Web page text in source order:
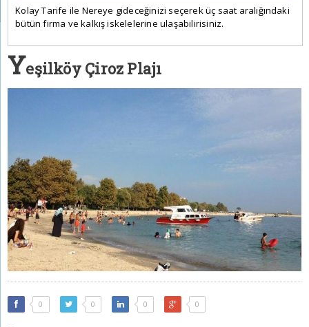
Kolay Tarife ile Nereye gideceğinizi seçerek üç saat aralığındaki
bütün firma ve kalkış iskelelerine ulaşabilirisiniz.
Yeşilköy Çiroz Plajı
0 0 0 0